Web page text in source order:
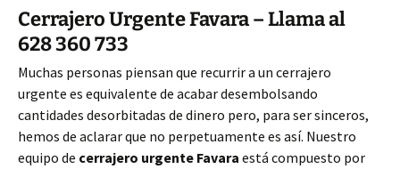
Cerrajero Urgente Favara – Llama al
628 360 733
Muchas personas piensan que recurrir a un cerrajero
urgente es equivalente de acabar desembolsando
cantidades desorbitadas de dinero pero, para ser sinceros,
hemos de aclarar que no perpetuamente es así. Nuestro
equipo de cerrajero urgente Favara está compuesto por